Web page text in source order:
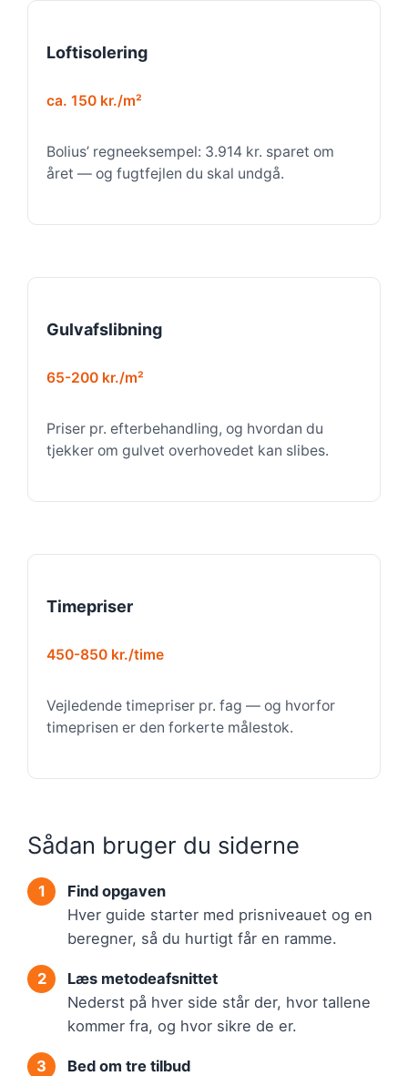
Loftisolering
ca. 150 kr./m²
Bolius’ regneeksempel: 3.914 kr. sparet om
året — og fugtfejlen du skal undgå.
Gulvafslibning
65-200 kr./m²
Priser pr. efterbehandling, og hvordan du
tjekker om gulvet overhovedet kan slibes.
Timepriser
450-850 kr./time
Vejledende timepriser pr. fag — og hvorfor
timeprisen er den forkerte målestok.
Sådan bruger du siderne
Find opgaven
Hver guide starter med prisniveauet og en
beregner, så du hurtigt får en ramme.
Læs metodeafsnittet
Nederst på hver side står der, hvor tallene
kommer fra, og hvor sikre de er.
Bed om tre tilbud